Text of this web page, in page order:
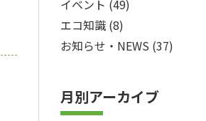
イベント (49)
エコ知識 (8)
お知らせ・NEWS (37)
月別アーカイブ